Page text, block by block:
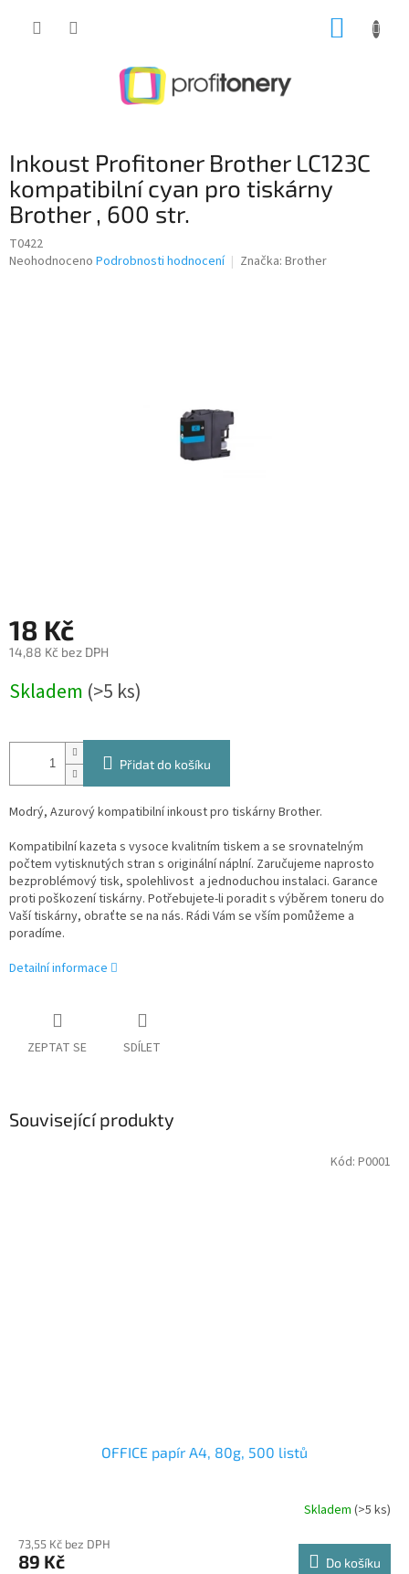
Inkoust Profitoner Brother LC123C
kompatibilní cyan pro tiskárny
Brother , 600 str.
T0422
Průměrné
Neohodnoceno Podrobnosti hodnocení Značka: Brother
18 Kč
14,88 Kč bez DPH
cena:
Skladem (>5 ks)
Přidat do košíku
Modrý, Azurový kompatibilní inkoust pro tiskárny Brother.
Kompatibilní kazeta s vysoce kvalitním tiskem a se srovnatelným
počtem vytisknutých stran s originální náplní. Zaručujeme naprosto
bezproblémový tisk, spolehlivost a jednoduchou instalaci. Garance
proti poškození tiskárny. Potřebujete-li poradit s výběrem toneru do
Vaší tiskárny, obraťte se na nás. Rádi Vám se vším pomůžeme a
poradíme.
Detailní informace
ZEPTAT SE SDÍLET
Související produkty
OFFICE papír A4, 80g, 500 listů
Skladem (>5 ks)
73,55 Kč bez DPH
89 Kč Do košíku
Kód: P0001